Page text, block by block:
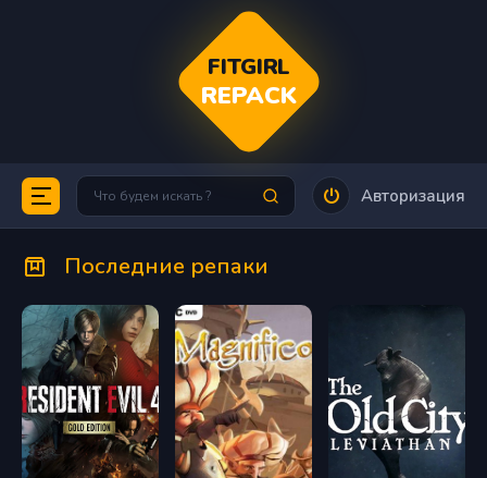
FITGIRL
REPACK
Авторизация
Последние репаки